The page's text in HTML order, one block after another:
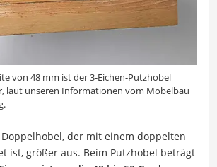
von 48 mm ist der 3-Eichen-Putzhobel
laut unseren Informationen vom Möbelbau
der mit einem doppelten
ist, größer aus. Beim Putzhobel beträgt